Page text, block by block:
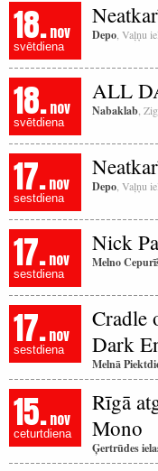
18.nov
svētdiena
Depo , Vaļņu
18.nov
svētdiena
ALL
Nabaklab ,
17.nov
sestdiena
Depo , Vaļņu
17.nov
sestdiena
Nick
Melno
17.nov
sestdiena
Cradle
Dark
Melnā
15.nov
ceturtdiena
Rīgā
Mono
Ģertrūdes